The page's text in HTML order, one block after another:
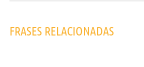
FRASES RELACIONADAS